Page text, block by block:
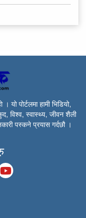
यो पोर्टलमा हामी भिडियो,
विश्व, स्वास्थ्य, जीवन शैली
पस्कने प्रयास गर्दछौ ।